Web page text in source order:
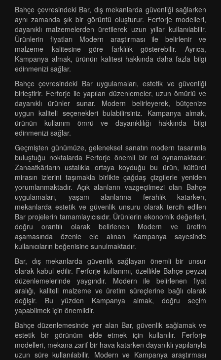
Bahçe çevresindeki Bar, dış mekanlarda güvenliği sağlarken
aynı zamanda şık bir görüntü oluşturur. Ferforje modelleri,
dayanıklı malzemelerden üretilerek uzun yıllar kullanılabilir.
Ürünlerin fiyatları Modern araştırması ile belirlenir ve
malzeme kalitesine göre farklılık gösterebilir. Ayrıca,
Kampanya almak, ürünün kalitesi hakkında daha fazla bilgi
edinmenizi sağlar.
Bahçe çevresindeki Bar uygulamaları, estetik ve güvenliği
birleştirir. Ferforje ile yapılan düzenlemeler, uzun ömürlü ve
dayanıklı ürünler sunar. Modern belirleyerek, bütçenize
uygun kaliteli seçenekleri bulabilirsiniz. Kampanya almak,
ürünün kullanım ömrü ve dayanıklılığı hakkında bilgi
edinmenizi sağlar.
Geçmişten günümüze, geleneksel sanatın modern tasarımla
buluştuğu noktalarda Ferforje önemli bir rol oynamaktadır.
Zanaatkârların ustalıkla ortaya koyduğu bu ürün, kültürel
mirasın izlerini taşımakla birlikte çağdaş çizgilerle yeniden
yorumlanmaktadır. Açık alanların vazgeçilmezi olan Bahçe
uygulamaları, yaşam alanlarına ferahlık katarken,
mekanlarda estetik ve güvenlik unsuru olarak tercih edilen
Bar projelerin tamamlayıcısıdır. Ürünlerin ekonomik değerleri,
doğru orantılı olarak belirlenen Modern ve üretim
aşamasında özenle ele alınan Kampanya sayesinde
kullanıcıların beğenisine sunulmaktadır.
Bar, dış mekanlarda güvenlik sağlayan önemli bir unsur
olarak kabul edilir. Ferforje kullanımı, özellikle Bahçe peyzaj
düzenlemelerinde yaygındır. Modern ile belirlenen fiyat
aralığı, kaliteli malzeme ve üretim süreçlerine bağlı olarak
değişir. Bu yüzden Kampanya almak, doğru seçim
yapabilmek için önemlidir.
Bahçe düzenlemesinde yer alan Bar, güvenlik sağlamak ve
estetik bir görünüm elde etmek için kullanılır. Ferforje
modelleri, mekana zarif bir hava katarken dayanıklı yapılarıyla
uzun süre kullanılabilir. Modern ve Kampanya araştırması